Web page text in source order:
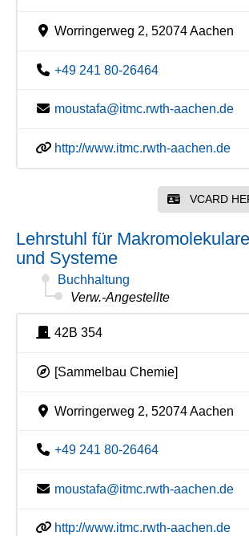
Worringerweg 2, 52074 Aachen
+49 241 80-26464
moustafa@itmc.rwth-aachen.de
http://www.itmc.rwth-aachen.de
VCARD
Lehrstuhl für
und Systeme
Buchhaltung
Verw.-Angestellte
42B 354
[Sammelbau Chemie]
Worringerweg 2, 52074 Aachen
+49 241 80-26464
moustafa@itmc.rwth-aachen.de
http://www.itmc.rwth-aachen.de